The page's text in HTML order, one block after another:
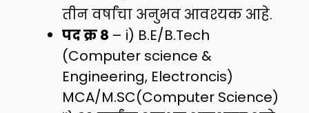
तीन वर्षांचा अनुभव आवश्यक आहे.
पद क्र 8 – i) B.E/B.Tech
(Computer science &
Engineering, Electroncis)
MCA/M.SC(Computer Science)